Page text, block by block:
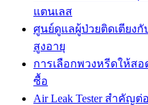
แตนเลส
ศูนย์ดูแลผู้ป่วยติดเตียง
สูงอายุ
การเลือกพวงหรีดให้ส
ซื้อ
Air Leak Tester สำคัญ